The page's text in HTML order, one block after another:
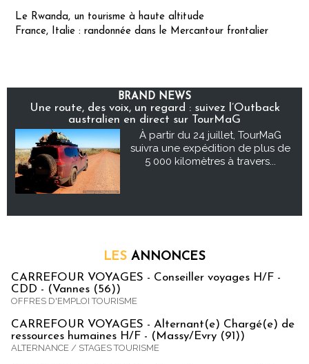
Le Rwanda, un tourisme à haute altitude
France, Italie : randonnée dans le Mercantour frontalier
BRAND NEWS
Une route, des voix, un regard : suivez l’Outback
australien en direct sur TourMaG
À partir du 24 juillet, TourMaG
suivra une expédition de plus de
5 000 kilomètres à travers...
LES ANNONCES
CARREFOUR VOYAGES - Conseiller voyages H/F -
CDD - (Vannes (56))
OFFRES D'EMPLOI TOURISME
CARREFOUR VOYAGES - Alternant(e) Chargé(e) de
ressources humaines H/F - (Massy/Evry (91))
ALTERNANCE / STAGES TOURISME